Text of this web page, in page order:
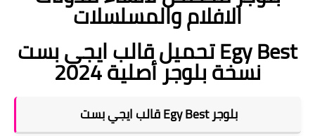
الافلام والمسلسلات
تحميل قالب ايجي بست Egy Best
نسخة بلوجر أصلية 2024
قالب ايجي بست Egy Best بلوجر